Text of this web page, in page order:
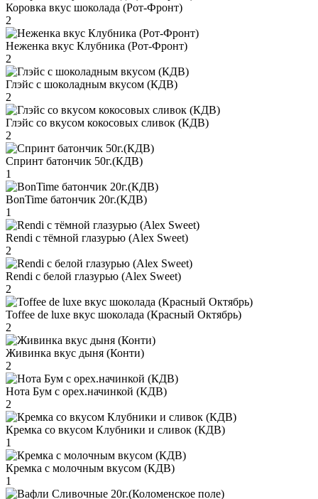
Коровка вкус шоколада (Рот-Фронт)
2
Неженка вкус Клубника (Рот-Фронт)
2
Глэйс с шоколадным вкусом (КДВ)
2
Глэйс со вкусом кокосовых сливок (КДВ)
2
Спринт батончик 50г.(КДВ)
1
BonTime батончик 20г.(КДВ)
1
Rendi с тёмной глазурью (Alex Sweet)
2
Rendi с белой глазурью (Alex Sweet)
2
Toffee de luxe вкус шоколада (Красный Октябрь)
2
Живинка вкус дыня (Конти)
2
Нота Бум с орех.начинкой (КДВ)
2
Кремка со вкусом Клубники и сливок (КДВ)
1
Кремка с молочным вкусом (КДВ)
1